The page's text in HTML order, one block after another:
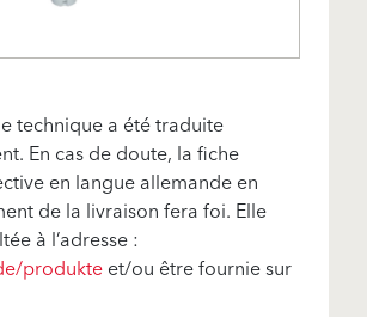
technique a été traduite
En cas de doute, la fiche
en langue allemande en
de la livraison fera foi. Elle
à l’adresse :
produkteet/ou être fournie sur